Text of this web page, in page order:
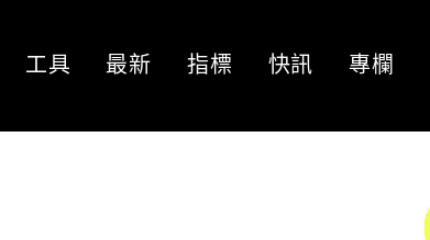
工具 最新 指標 快訊 專欄